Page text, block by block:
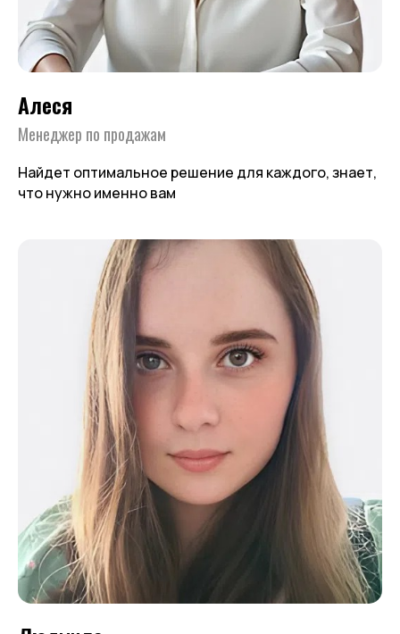
Алеся
Менеджер по продажам
Найдет оптимальное решение для каждого, знает,
что нужно именно вам